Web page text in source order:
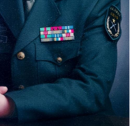
，李玉宁温柔可靠，让王静十分喜
让她犯了愁。
情，也不逼她快点做决定，还是像
看孩子。逗小孩玩。